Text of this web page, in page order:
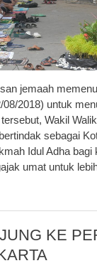
jemaah
2018) untuk
Wakil
sebagai
Idul Adha bagi
umat untuk
KE